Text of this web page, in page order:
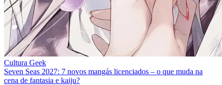
Cultura Geek
Seven Seas 2027: 7 novos mangás licenciados – o que muda na
cena de fantasia e kaiju?